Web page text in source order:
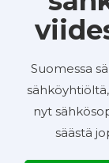
Suomessa
nyt
säästä